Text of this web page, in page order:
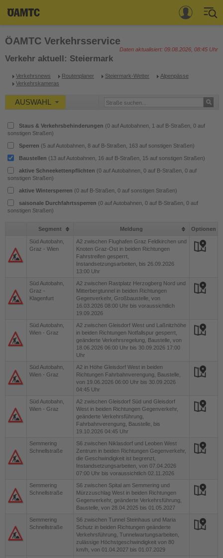
Mitgliedschaft & Leistungen
Themen
Nothilfe 120
Kontakt
Sie haben noch keinen
ÖAMTC-Account?
Hier gehts zur Registrierung
Melden Sie sich mit Ihrem
vorhandenen
ÖAMTC Account an.
Jetzt anmelden
ÖAMTC Verkehrsservice
Verkehr aktuell: Steiermark
Daten aktualisiert: 09.08.2026, 08:45 Uhr
Verkehrsnews Routenplaner Steiermark-Wetter
Alpenpässe
Verkehrskameras
AUSWAHL
Staus & Verkehrsbehinderungen (0 auf Autobahnen, 1 auf B-Straßen, 0 auf
sonstigen Straßen)
Sperren (5 auf Autobahnen, 8 auf B-Straßen, 163 auf sonstigen Straßen)
Baustellen (13 auf Autobahnen, 16 auf B-Straßen, 15 auf sonstigen Straßen)
aktive Schneekettenpflichten (0 auf Autobahnen, 0 auf B-Straßen, 0 auf
sonstigen Straßen)
aktive Wintersperren (0 auf B-Straßen, 0 auf sonstigen Straßen)
saisonale Durchfahrtssperren (0 auf Autobahnen, 0 auf B-Straßen, 0 auf
sonstigen Straßen)
Segment Meldung Optionen
Süd Autobahn,
Graz - Wien
A2 zwischen Flughafen Graz Feldkirchen und
Knoten Graz-Ost in beiden Richtungen
Fahrstreifen gesperrt,
Instandsetzungsarbeiten, bis 26.09.2026
13:00 Uhr
Süd Autobahn,
Graz -
Klagenfurt
A2 zwischen Rastplatz Herzogberg Nord und
Mitterbergtunnel in beiden Richtungen
Gegenverkehr, Großbaustelle, von
16.03.2026 08:00 Uhr bis voraussichtlich
19.09.2026
Süd Autobahn,
Wien - Graz
A2 zwischen Gleisdorf West und Laßnitzhöhe
in beiden Richtungen Notfallspur gesperrt,
geänderte Verkehrsregelung, Baustelle, von
18.06.2026 06:00 Uhr bis 30.09.2026 17:00
Uhr
Süd Autobahn,
Wien - Graz
A2 in Höhe Gleisdorf West in beiden
Richtungen Fahrbahnverengung, Baustelle,
von 19.06.2026 06:00 Uhr bis 30.09.2026
04:45 Uhr
Süd Autobahn,
Wien - Graz
A2 zwischen Gleisdorf Süd und Gleisdorf
West in beiden Richtungen Gegenverkehr,
geänderte Verkehrsführung,
Fahrbahnverengung, Baustelle, bis
19.10.2026 04:45 Uhr
Semmering
Schnellstraße
S6 zwischen Niklasdorf und Leoben West
Zentrum in beiden Richtungen Gegenverkehr,
die Geschwindigkeit ist begrenzt,
Instandsetzungsarbeiten, von 07.04.2026
07:00 Uhr bis voraussichtlich 02.11.2026
Semmering
Schnellstraße
S6 zwischen Spital am Semmering und
Mürzzuschlag West in beiden Richtungen
Gegenverkehr, geänderte Verkehrsführung,
Baustelle, von 28.04.2025 bis 01.05.2027
Semmering
Schnellstraße
S6 zwischen Tunnel Steinhaus und Maria
Schutz in beiden Richtungen geänderte
Verkehrsführung, Tunnelwartungsarbeiten,
zulässige Höchstgeschwindigkeit von 80
km/h, von 01.04.2027 bis 01.07.2029